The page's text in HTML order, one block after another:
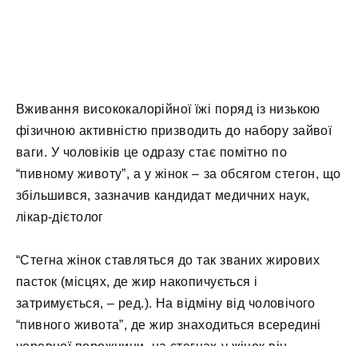
Вживання висококалорійної їжі поряд із низькою
фізичною активністю призводить до набору зайвої
ваги. У чоловіків це одразу стає помітно по
“пивному животу”, а у жінок – за обсягом стегон, що
збільшився, зазначив кандидат медичних наук,
лікар-дієтолог
“Стегна жінок ставляться до так званих жирових
пасток (місцях, де жир накопичується і
затримується, – ред.). На відміну від чоловічого
“пивного живота”, де жир знаходиться всередині